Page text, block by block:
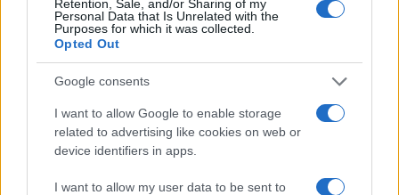
Retention, Sale, and/or Sharing of my
Personal Data that Is Unrelated with the
Purposes for which it was collected.
Opted Out
Google consents
I want to allow Google to enable storage
related to advertising like cookies on web or
device identifiers in apps.
I want to allow my user data to be sent to
emozioni e canti